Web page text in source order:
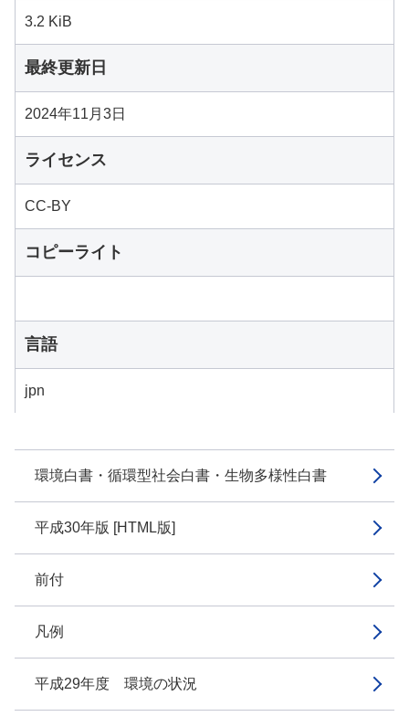
環境白書・循環型社会白書・生物多様性白書
平成30年版 [HTML版]
前付
凡例
平成29年度 環境の状況
3.2 KiB
最終更新日
2024年11月3日
ライセンス
CC-BY
コピーライト
言語
jpn